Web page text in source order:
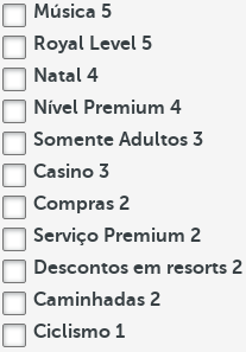
Música 5
Royal Level 5
Natal 4
Nível Premium 4
Somente Adultos 3
Casino 3
Compras 2
Serviço Premium 2
Descontos em resorts 2
Caminhadas 2
Ciclismo 1